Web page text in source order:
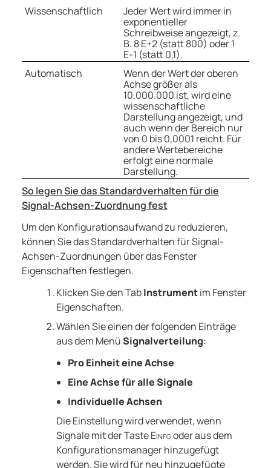
Wissenschaftlich
Jeder Wert wird immer in
exponentieller
Schreibweise angezeigt, z.
B. 8 E+2 (statt 800) oder 1
E-1 (statt 0,1).
Automatisch
Wenn der Wert der oberen
Achse größer als
10.000.000 ist, wird eine
wissenschaftliche
Darstellung angezeigt, und
auch wenn der Bereich nur
von 0 bis 0,0001 reicht. Für
andere Wertebereiche
erfolgt eine normale
Darstellung.
So legen Sie das Standardverhalten für die
Signal-Achsen-Zuordnung fest
Um den Konfigurationsaufwand zu reduzieren,
können Sie das Standardverhalten für Signal-
Achsen-Zuordnungen über das Fenster
Eigenschaften festlegen.
Klicken Sie den TabInstrumentim Fenster
Eigenschaften.
Wählen Sie einen der folgenden Einträge
aus dem MenüSignalverteilung:
Pro Einheit eine Achse
Eine Achse für alle Signale
Individuelle Achsen
Die Einstellung wird verwendet, wenn
Signale mit der TasteEinfgoder aus dem
Konfigurationsmanager hinzugefügt
werden. Sie wird für neu hinzugefügte